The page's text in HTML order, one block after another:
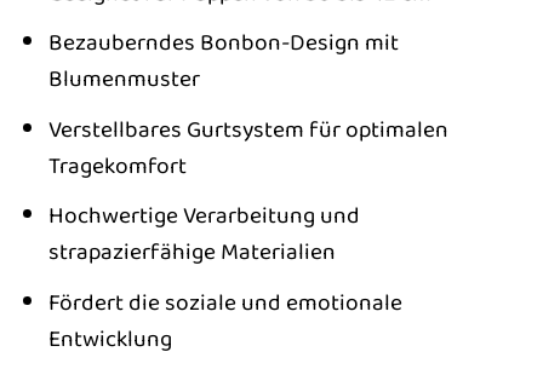
Bezauberndes Bonbon-Design mit
Blumenmuster
Verstellbares Gurtsystem für optimalen
Tragekomfort
Hochwertige Verarbeitung und
strapazierfähige Materialien
Fördert die soziale und emotionale
Entwicklung